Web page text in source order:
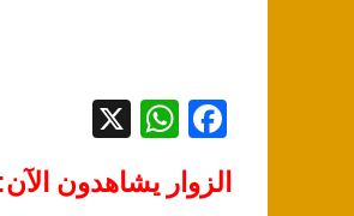
F
c
W
at
الزوار يشاهدون الآن: